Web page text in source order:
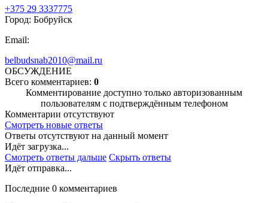
+375 29 3337775
Город: Бобруйск
Email:
belbudsnab2010@mail.ru
ОБСУЖДЕНИЕ
Всего комментариев: 0
Комментирование доступно только авторизованным
пользователям с подтверждённым телефоном
Комментарии отсутствуют
Смотреть новые ответы
Ответы отсутствуют на данный момент
Идёт загрузка...
Смотреть ответы дальше Скрыть ответы
Идёт отправка...
Последние 0 комментариев